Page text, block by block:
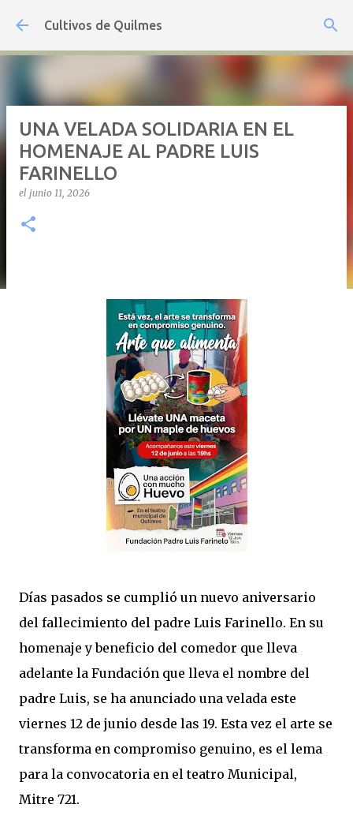
Ir al contenido principal
Cultivos de Quilmes
UNA VELADA SOLIDARIA EN EL
HOMENAJE AL PADRE LUIS
FARINELLO
el junio 11, 2026
Días pasados se cumplió un nuevo aniversario
del fallecimiento del padre Luis Farinello. En su
homenaje y beneficio del comedor que lleva
adelante la Fundación que lleva el nombre del
padre Luis, se ha anunciado una velada este
viernes 12 de junio desde las 19. Esta vez el arte se
transforma en compromiso genuino, es el lema
para la convocatoria en el teatro Municipal,
Mitre 721.